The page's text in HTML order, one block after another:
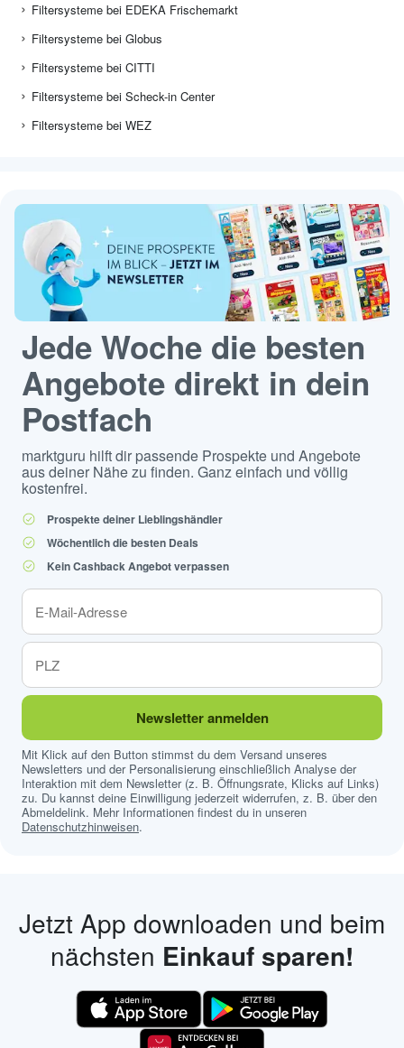
Filtersysteme bei EDEKA Frischemarkt
Filtersysteme bei Globus
Filtersysteme bei CITTI
Filtersysteme bei Scheck-in Center
Filtersysteme bei WEZ
Jede Woche die besten
Angebote direkt in dein
Postfach
marktguru hilft dir passende Prospekte und Angebote
aus deiner Nähe zu finden. Ganz einfach und völlig
kostenfrei.
Prospekte deiner Lieblingshändler
Wöchentlich die besten Deals
Kein Cashback Angebot verpassen
Newsletter anmelden
Mit Klick auf den Button stimmst du dem Versand unseres
Newsletters und der Personalisierung einschließlich Analyse der
Interaktion mit dem Newsletter (z. B. Öffnungsrate, Klicks auf Links)
zu. Du kannst deine Einwilligung jederzeit widerrufen, z. B. über den
Abmeldelink. Mehr Informationen findest du in unseren
Datenschutzhinweisen.
Jetzt App downloaden und beim
nächsten Einkauf sparen!